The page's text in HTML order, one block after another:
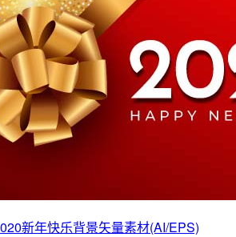
新年快乐背景矢量素材(AI/EPS)